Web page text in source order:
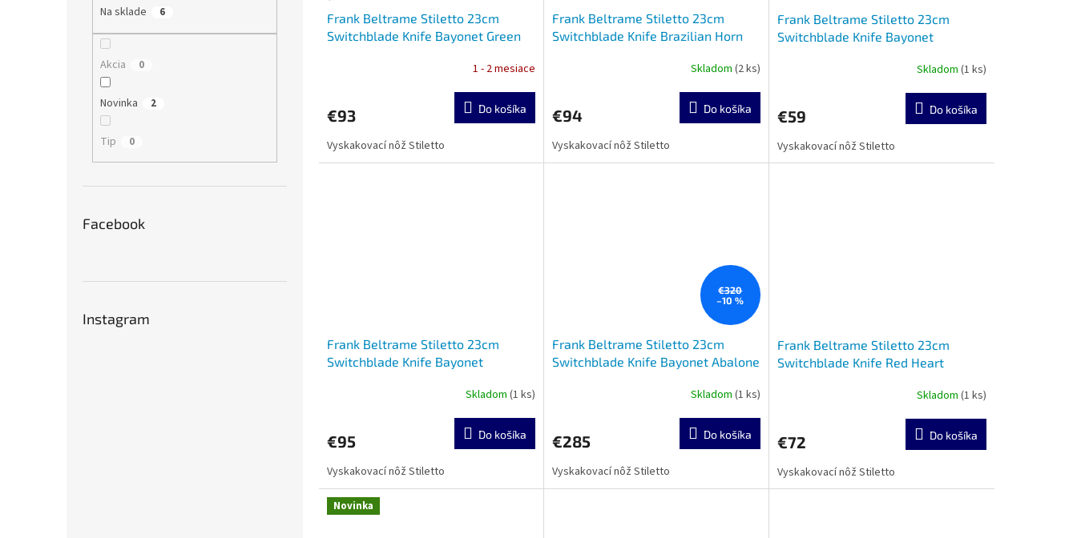
Na sklade 6
Akcia 0
Novinka 2
Tip 0
Facebook
Instagram
Frank Beltrame Stiletto 23cm
Switchblade Knife Bayonet Green
1 - 2 mesiace
€93 Do košíka
Vyskakovací nôž Stiletto
Frank Beltrame Stiletto 23cm
Switchblade Knife Brazilian Horn
Skladom (2 ks)
€94 Do košíka
Vyskakovací nôž Stiletto
Frank Beltrame Stiletto 23cm
Switchblade Knife Bayonet
Skladom (1 ks)
€59 Do košíka
Vyskakovací nôž Stiletto
Frank Beltrame Stiletto 23cm
Switchblade Knife Bayonet
Skladom (1 ks)
€95 Do košíka
Vyskakovací nôž Stiletto
€320
–10 %
Frank Beltrame Stiletto 23cm
Switchblade Knife Bayonet Abalone
Skladom (1 ks)
€285 Do košíka
Vyskakovací nôž Stiletto
Frank Beltrame Stiletto 23cm
Switchblade Knife Red Heart
je
z
5
Skladom (1 ks)
€72 Do košíka
Vyskakovací nôž Stiletto
Novinka